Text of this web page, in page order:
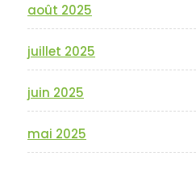
août 2025
juillet 2025
juin 2025
mai 2025